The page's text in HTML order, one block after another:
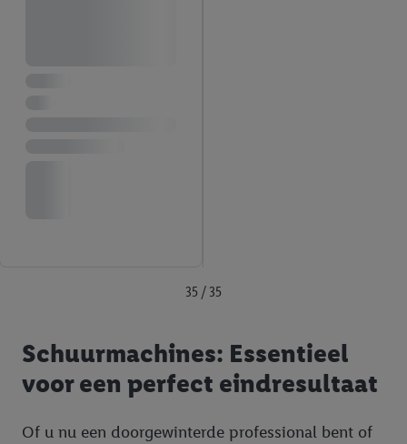
35 / 35
Schuurmachines: Essentieel
voor een perfect eindresultaat
Of u nu een doorgewinterde professional bent of